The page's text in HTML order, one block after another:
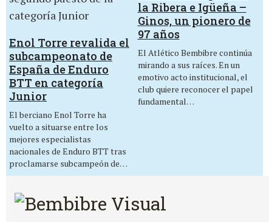
Enol Torre revalida el
subcampeonato de
España de Enduro
BTT en categoría
Junior
El berciano Enol Torre ha
vuelto a situarse entre los
mejores especialistas
nacionales de Enduro BTT tras
proclamarse subcampeón de…
la Ribera e Igüeña –
Ginos, un pionero de
97 años
El Atlético Bembibre continúa
mirando a sus raíces. En un
emotivo acto institucional, el
club quiere reconocer el papel
fundamental…